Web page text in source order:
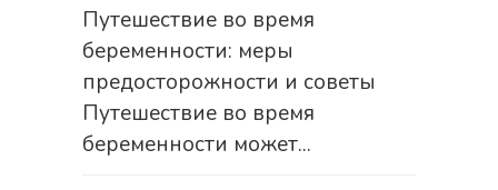
Путешествие во время
беременности: меры
предосторожности и советы
Путешествие во время
беременности может...